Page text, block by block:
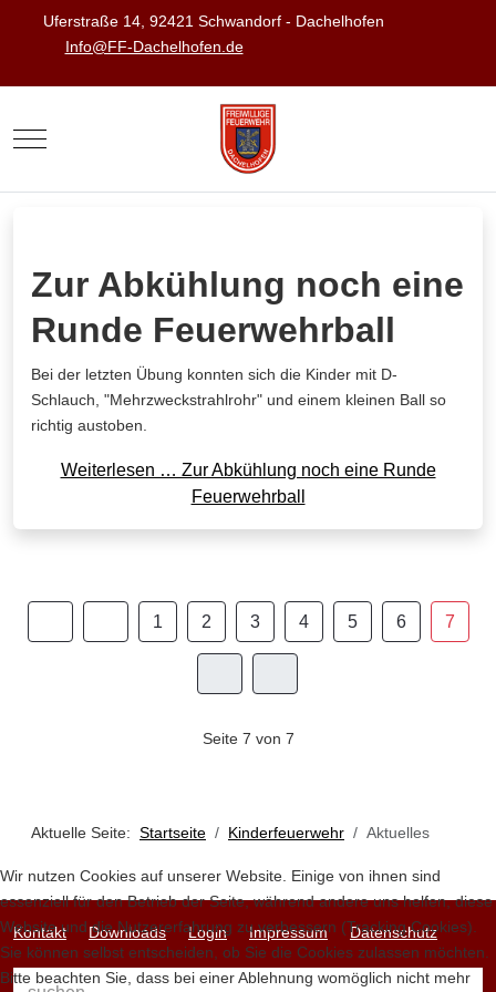
Uferstraße 14, 92421 Schwandorf - Dachelhofen
Info@FF-Dachelhofen.de
Mobile Menu Toggle
Zur Abkühlung noch eine
Runde Feuerwehrball
Bei der letzten Übung konnten sich die Kinder mit D-
Schlauch, "Mehrzweckstrahlrohr" und einem kleinen Ball so
richtig austoben.
Weiterlesen … Zur Abkühlung noch eine Runde
Feuerwehrball
1 2 3 4 5 6 7
Seite 7 von 7
Aktuelle Seite: Startseite Kinderfeuerwehr Aktuelles
Kontakt Downloads Login Impressum Datenschutz
Wir nutzen Cookies auf unserer Website. Einige von ihnen sind
essenziell für den Betrieb der Seite, während andere uns helfen, diese
Website und die Nutzererfahrung zu verbessern (Tracking Cookies).
Sie können selbst entscheiden, ob Sie die Cookies zulassen möchten.
Bitte beachten Sie, dass bei einer Ablehnung womöglich nicht mehr